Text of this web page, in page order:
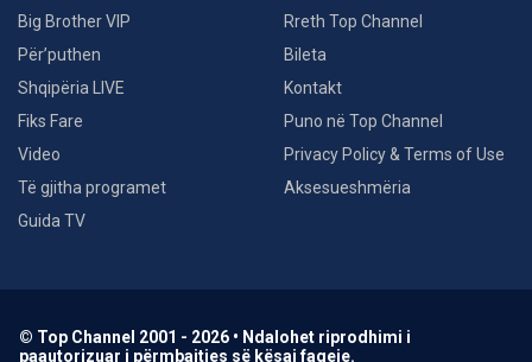
Big Brother VIP
Për’puthen
Shqipëria LIVE
Fiks Fare
Video
Të gjitha programet
Guida TV
Rreth Top Channel
Bileta
Kontakt
Puno në Top Channel
Privacy Policy & Terms of Use
Aksesueshmëria
© Top Channel 2001 - 2026 • Ndalohet riprodhimi i
paautorizuar i përmbajtjes së kësaj faqeje.